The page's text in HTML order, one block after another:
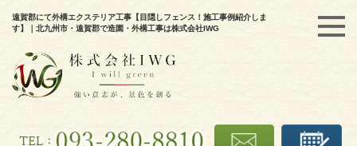
遠賀郡にて外構エクステリア工事【目隠しフェンス！施工事例紹介しま
す】｜北九州市・遠賀郡で造園・外構工事は株式会社IWG